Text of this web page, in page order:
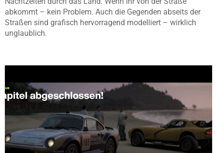
abkommt – kein Problem. Auch die Gegenden abseits der
Straßen sind grafisch hervorragend modelliert – wirklich
unglaublich.